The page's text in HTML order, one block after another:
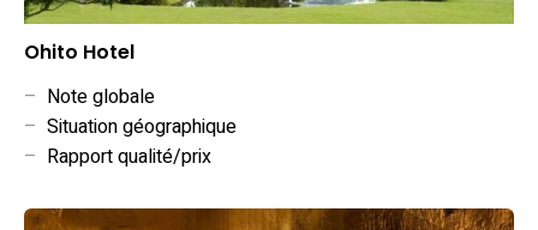
Ohito Hotel
– Note globale
– Situation géographique
– Rapport qualité/prix